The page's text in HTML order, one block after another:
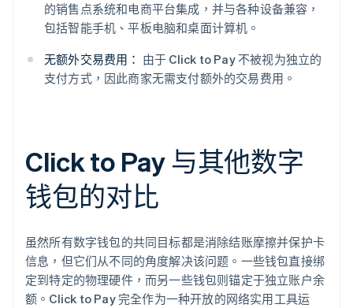
的销售点系统和电商平台集成，并与各种设备兼容，
包括智能手机、平板电脑和桌面计算机。
无额外交易费用： 由于 Click to Pay 不被视为独立的
支付方式，因此商家无需支付额外的交易费用。
Click to Pay 与其他数字
钱包的对比
虽然所有数字钱包的共同目标都是消除结账摩擦并保护卡
信息，但它们从不同的角度解决该问题。一些钱包直接绑
定到特定的物理硬件，而另一些钱包则锚定于独立账户余
额。Click to Pay 完全作为一种开放的网络实用工具运